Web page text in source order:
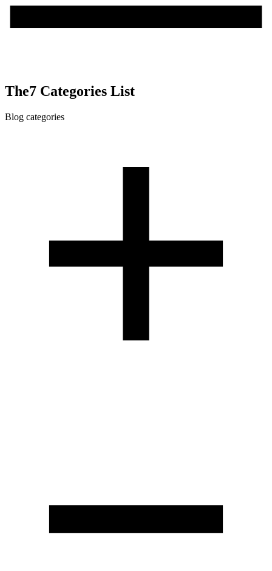
The7 Categories List
Blog categories